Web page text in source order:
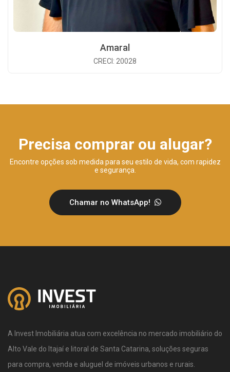
Amaral
CRECI: 20028
Precisa comprar ou alugar?
Encontre opções sob medida para seu estilo de vida, com rapidez
e segurança.
Chamar no WhatsApp!
A Invest Imobiliária atua com excelência no mercado imobiliário do
Alto Vale do Itajaí e litoral de Santa Catarina, soluções seguras
para compra, venda e aluguel de imóveis urbanos e rurais.